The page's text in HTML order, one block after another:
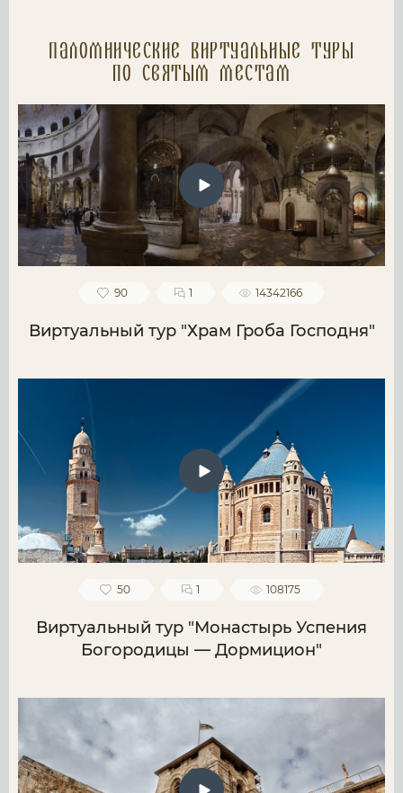
Паломнические Виртуальные туры
по святым местам
90 1 14342166
Виртуальный тур "Храм Гроба Господня"
50 1 108175
Виртуальный тур "Монастырь Успения
Богородицы — Дормицион"